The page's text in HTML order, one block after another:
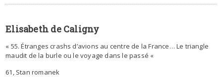
Elisabeth de Caligny
« 55. Étranges crashs d’avions au centre de la France… Le triangle
maudit de la burle ou le voyage dans le passé «
61, Stan romanek